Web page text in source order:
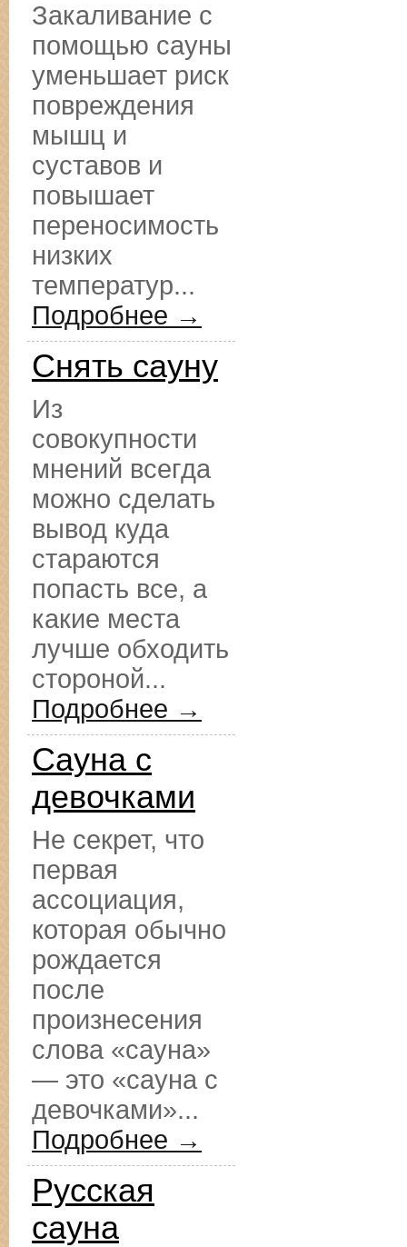
Закаливание с
помощью сауны
уменьшает риск
повреждения
мышц и
суставов и
повышает
переносимость
низких
температур...
Подробнее →
Снять сауну
Из
совокупности
мнений всегда
можно сделать
вывод куда
стараются
попасть все, а
какие места
лучше обходить
стороной...
Подробнее →
Сауна с
девочками
Не секрет, что
первая
ассоциация,
которая обычно
рождается
после
произнесения
слова «сауна»
— это «сауна с
девочками»...
Подробнее →
Русская
сауна